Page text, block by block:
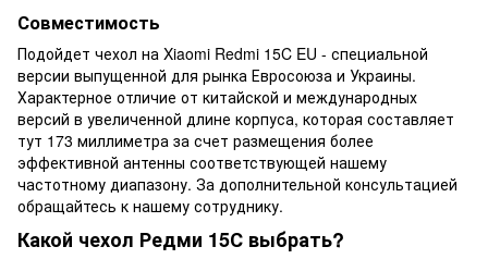
Совместимость
Подойдет чехол на Xiaomi Redmi 15C EU - специальной
версии выпущенной для рынка Евросоюза и Украины.
Характерное отличие от китайской и международных
версий в увеличенной длине корпуса, которая составляет
тут 173 миллиметра за счет размещения более
эффективной антенны соответствующей нашему
частотному диапазону. За дополнительной консультацией
обращайтесь к нашему сотруднику.
Какой чехол Редми 15С выбрать?